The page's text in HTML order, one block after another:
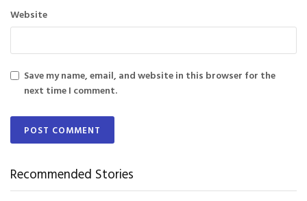
Website
Save my name, email, and website in this browser for the
next time I comment.
Recommended Stories